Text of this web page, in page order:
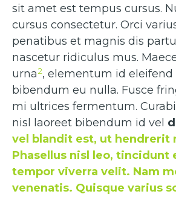
sit amet est tempus cursus.
cursus consectetur. Orci
penatibus et magnis dis
nascetur ridiculus mus.
urna2, elementum id eleifend
bibendum eu nulla. Fusce
mi ultrices fermentum.
nisl laoreet bibendum id vel d
vel blandit est, ut hendrerit
Phasellus nisl leo, tincidunt
tempor viverra velit. Nam
venenatis. Quisque varius